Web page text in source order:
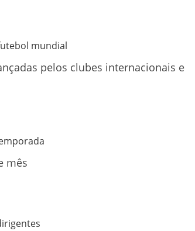
mundial
pelos clubes internacionais e
mês